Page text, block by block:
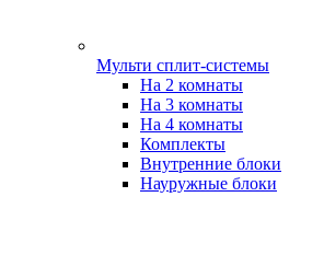
Мульти сплит-системы
На 2 комнаты
На 3 комнаты
На 4 комнаты
Комплекты
Внутренние блоки
Науружные блоки